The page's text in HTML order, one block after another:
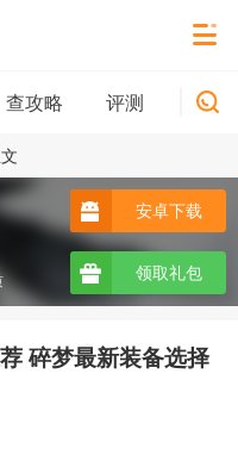
查攻略 评测 新游
安卓下载
领取礼包
碎梦最新装备选择